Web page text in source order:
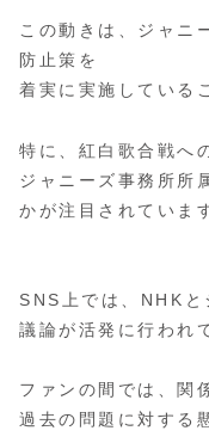
この動きは、ジャニ
防止策を
着実に実施している
特に、紅白歌合戦へ
ジャニーズ事務所所
かが注目されていま
SNS上では、NHKと
議論が活発に行われ
ファンの間では、関
過去の問題に対する